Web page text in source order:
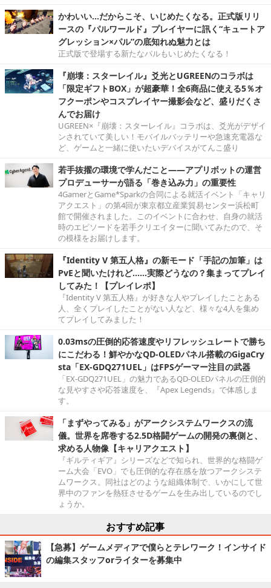
かわいい…だからこそ、いじめたくなる。正式版リリ
ースの『パルワールド』プレイヤーに訊く“キュートア
グレッション×パル”の底知れぬ魅力とは
正式版で登場する新たなパルもいじめたくなる！
『崩壊：スターレイル』爻光とUGREENのコラボは
「限定ギフトBOX」が超豪華！全6商品に使える5％オ
フクーポンやコスプレイヤー撮影会など、盛りだくさ
んでお届け
UGREEN×『崩壊：スターレイル』コラボは、爻光がデザイ
ンされていて美しい！モバイルバッテリーや急速充電器な
ど、ゲームと一緒に使いたいデバイスがてんこ盛り
若手抜擢の環境で学んだこと――アプリボットの運営
プロデューサーが語る「巻き込み力」の重要性
4GamerとGame*Sparkの合同による就活イベント「キャリ
アクエスト」の第4回が東京都立産業貿易センター浜松町
館で開催されました。このイベントに合わせ、自身の就活
時のエピソードを若手クリエイターに聞いてみたので、そ
の模様をお届けします。
『Identity V 第五人格』の新モード「手記の加筆」は
PvEと聞いたけれど……実際どうなの？集まってプレイ
してみた！【プレイレポ】
『Identity V 第五人格』が好きな人やプレイしたことある
人、全くプレイしたことがない人など、様々な4人を集め
てプレイしてみました！
0.03msの圧倒的応答速度やリフレッシュレートで勝ち
にこだわる！鮮やかなQD-OLEDパネル搭載のGigaCry
sta「EX-GDQ271UEL」はFPSゲーマー注目の武器
「EX-GDQ271UEL」の魅力であるQD-OLEDパネルの圧倒的
な見やすさや応答速度を、『Apex Legends』で体感しま
す。
「まずやってみる」がアークシステムワークスの流
儀。世界を席巻する2.5D格闘ゲームの開発の裏側と、
求める人物像【キャリアクエスト】
『ギルティギア』シリーズなどで知られ、世界的な格闘ゲ
ーム大会「EVO」でも圧倒的な存在感を放つアークシステ
ムワークス。同社はどのような組織体制で、いかにして世
界中のファンを熱狂させるゲームを生み出しているのでし
ょうか。
おすすめ記事
【急募】ゲームメディアで僕らとテレワーク！インサイド
の編集スタッフorライターを募集中